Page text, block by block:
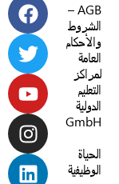
AGB –
الشروط
والأحكام
العامة
لمراكز
التعليم
الدولية
GmbH
الحياة
الوظيفية